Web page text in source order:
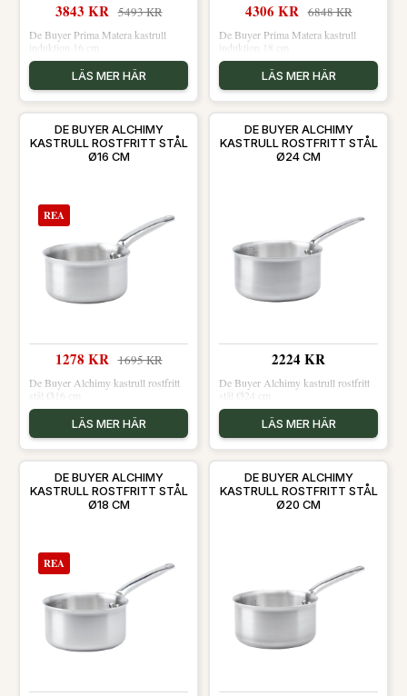
3843 KR 5493 KR
De Buyer Prima Matera kastrull
induktion 16 cm
LÄS MER HÄR
4306 KR 6848 KR
De Buyer Prima Matera kastrull
induktion 18 cm
LÄS MER HÄR
DE BUYER ALCHIMY
KASTRULL ROSTFRITT STÅL
Ø16 CM
REA
1278 KR 1695 KR
De Buyer Alchimy kastrull rostfritt
stål Ø16 cm
LÄS MER HÄR
DE BUYER ALCHIMY
KASTRULL ROSTFRITT STÅL
Ø24 CM
2224 KR
De Buyer Alchimy kastrull rostfritt
stål Ø24 cm
LÄS MER HÄR
DE BUYER ALCHIMY
KASTRULL ROSTFRITT STÅL
Ø18 CM
REA
DE BUYER ALCHIMY
KASTRULL ROSTFRITT STÅL
Ø20 CM